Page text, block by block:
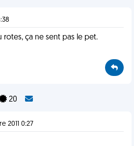
ça ne sent pas le pet.
20
2011 0:27